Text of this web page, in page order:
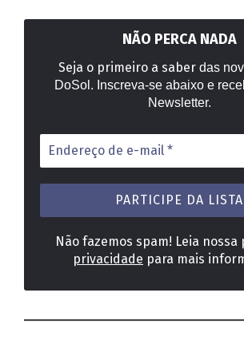
NÃO PERCA NADA
Seja o primeiro a saber das
DoSol. Inscreva-se abaixo e
Newsletter.
Endereço
de
e-
mail
Não fazemos spam! Leia nossa
privacidade para mais